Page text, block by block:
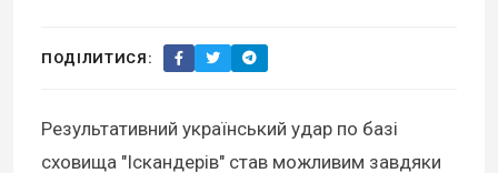
ПОДІЛИТИСЯ:
Результативний український удар по базі
сховища "Іскандерів" став можливим завдяки